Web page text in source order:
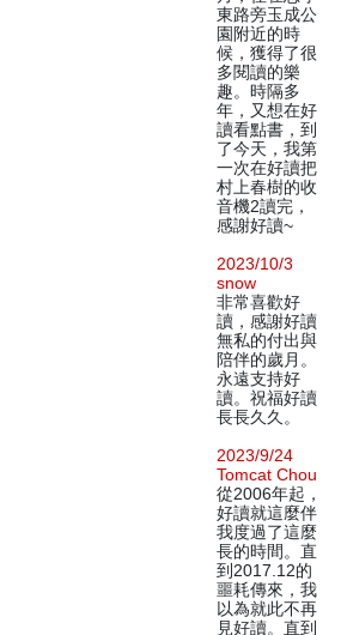
東路旁玉成公
園附近的時
候，獲得了很
多閱讀的樂
趣。時隔多
年，又想在好
讀看點書，到
了今天，我第
一次在好讀把
村上春樹的收
音機2讀完，
感謝好讀~
2023/10/3
snow
非常喜歡好
讀，感謝好讀
無私的付出與
陪伴的歲月。
永遠支持好
讀。祝福好讀
長長久久。
2023/9/24
Tomcat Chou
從2006年起，
好讀就這麼伴
我度過了這麼
長的時間。直
到2017.12的
噩耗傳來，我
以為就此不再
見好讀。直到